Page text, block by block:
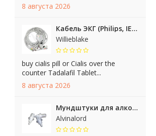
8 августа 2026
Кабель ЭКГ (Philips, IEC, Snap). Арт. 018SCI
Willieblake
buy cialis pill or Cialis over the
counter Tadalafil Tablet...
8 августа 2026
Мундштуки для алкотестера
Alvinalord